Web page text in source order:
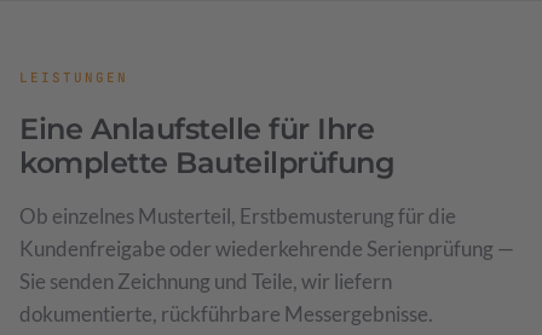
LEISTUNGEN
Eine Anlaufstelle für Ihre
komplette Bauteilprüfung
Ob einzelnes Musterteil, Erstbemusterung für die
Kundenfreigabe oder wiederkehrende Serienprüfung —
Sie senden Zeichnung und Teile, wir liefern
dokumentierte, rückführbare Messergebnisse.